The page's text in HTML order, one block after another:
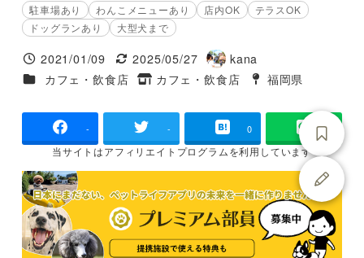
駐車場あり わんこメニューあり 店内OK
テラスOK
ドッグランあり
大型犬まで
投稿日
2021/01/09
更新日
2025/05/27
著
者
kana
施設ジャンル
カフェ・飲食店
タグ
カフェ・飲食店
タグ
福岡県
- - 0
当サイトはアフィリエイトプログラムを利用しています